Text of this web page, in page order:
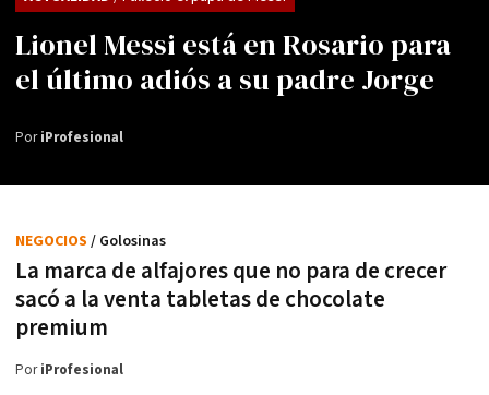
Lionel Messi está en Rosario para
el último adiós a su padre Jorge
PoriProfesional
La marca de alfajores que no para de crecer
sacó a la venta tabletas de chocolate
premium
NEGOCIOS / Golosinas
PoriProfesional